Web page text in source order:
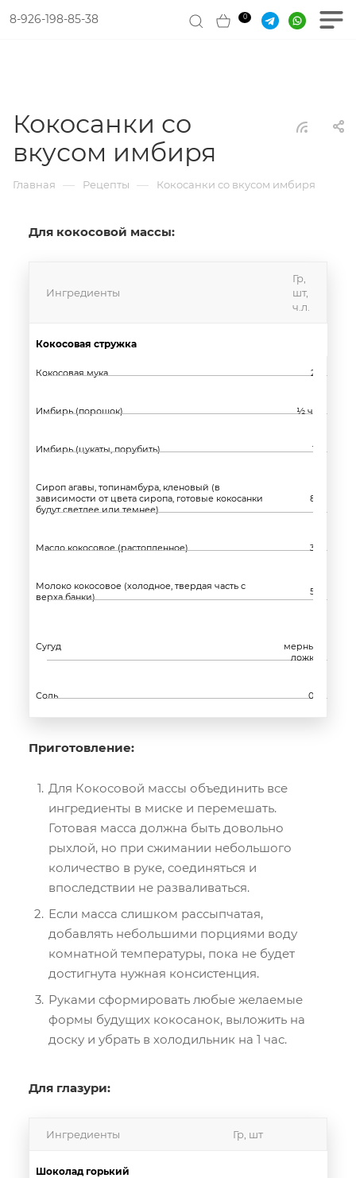
8-926-198-85-38 0
Кокосанки со
вкусом имбиря
Главная — Рецепты — Кокосанки со вкусом имбиря
Для кокосовой массы:
Ингредиенты
Гр,
шт,
ч.л.
Кокосовая стружка
Кокосовая мука 25
Имбирь (порошок) ½ ч.л
Имбирь (цукаты, порубить) 15
Сироп агавы, топинамбура, кленовый (в
зависимости от цвета сиропа, готовые кокосанки
будут светлее или темнее)
85
Масло кокосовое (растопленное) 30
Молоко кокосовое (холодное, твердая часть с
верха банки)
50
Сугуд
мерных
ложки
Соль 0,5
Приготовление:
Для Кокосовой массы объединить все
ингредиенты в миске и перемешать.
Готовая масса должна быть довольно
рыхлой, но при сжимании небольшого
количество в руке, соединяться и
впоследствии не разваливаться.
Если масса слишком рассыпчатая,
добавлять небольшими порциями воду
комнатной температуры, пока не будет
достигнута нужная консистенция.
Руками сформировать любые желаемые
формы будущих кокосанок, выложить на
доску и убрать в холодильник на 1 час.
Для глазури:
Ингредиенты Гр, шт
Шоколад горький